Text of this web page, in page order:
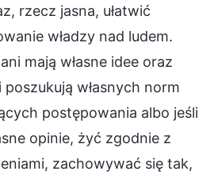
rzecz jasna, ułatwić
władzy nad ludem.
mają własne idee oraz
własnych norm
postępowania albo jeśli
opinie, żyć zgodnie z
zachowywać się tak,